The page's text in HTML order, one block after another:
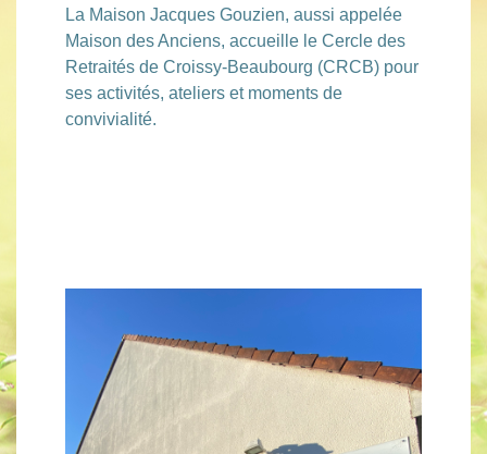
La Maison Jacques Gouzien, aussi appelée
Maison des Anciens, accueille le Cercle des
Retraités de Croissy-Beaubourg (CRCB) pour
ses activités, ateliers et moments de
convivialité.